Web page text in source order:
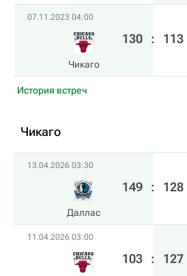
07.11.2023 04:00
Чикаго
130 : 113
История встреч
Чикаго
13.04.2026 03:30
Даллас
149 : 128
11.04.2026 03:00
103 : 127